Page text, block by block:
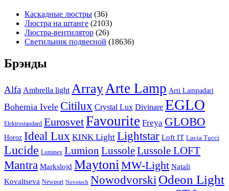
Каскадные люстры (36)
Люстра на штанге (2103)
Люстра-вентилятор (26)
Светильник подвесной (18636)
Брэнды
Alfa Ambrella light Array Arte Lamp Arti Lampadari
Bohemia Ivele Citilux Crystal Lux Divinare EGLO
Elektrostandard EurosvetFavourite Freya GLOBO
Horoz Ideal Lux KINK Light Lightstar Loft IT Lucia Tucci
Lucide Luminex Lumion LussoleLussole LOFT
Mantra Markslojd MaytoniMW-Light Natali
Kovaltseva Newport Novotech Nowodvorski Odeon Light